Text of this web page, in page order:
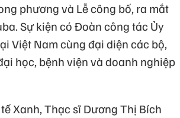
phương và Lễ công bố, ra mắt
Sự kiện có Đoàn công tác Ủy
Việt Nam cùng đại diện các bộ,
học, bệnh viện và doanh nghiệp
Xanh, Thạc sĩ Dương Thị Bích